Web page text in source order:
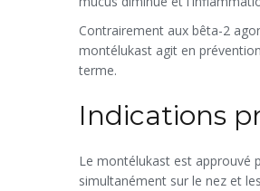
Contrairement aux bêta-2
montélukast agit en
terme.
Indications
Le montélukast est approuvé
simultanément sur le nez et